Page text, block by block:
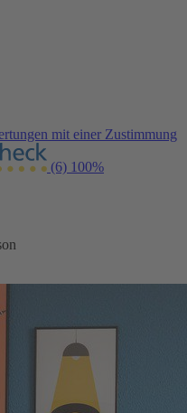
mit einer Zustimmung
(6) 100%